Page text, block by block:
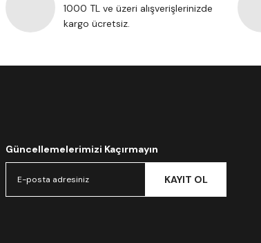
1000 TL ve üzeri alışverişlerinizde
kargo ücretsiz.
Güncellemelerimizi Kaçırmayın
KAYIT OL